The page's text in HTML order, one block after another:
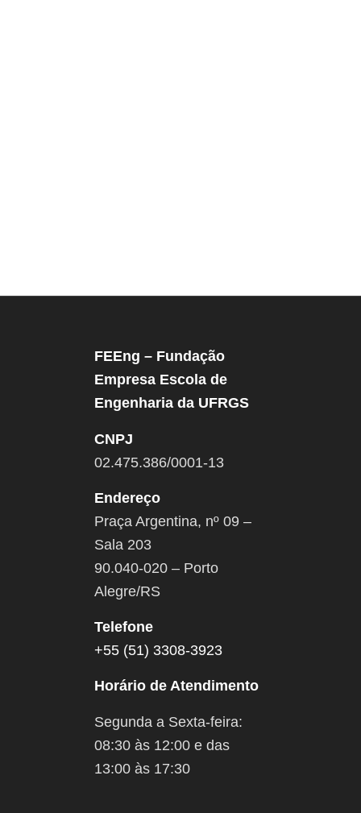
FEEng – Fundação
Empresa Escola de
Engenharia da UFRGS
CNPJ
02.475.386/0001-13
Endereço
Praça Argentina, nº 09 –
Sala 203
90.040-020 – Porto
Alegre/RS
Telefone
+55 (51) 3308-3923
Horário de Atendimento
Segunda a Sexta-feira:
08:30 às 12:00 e das
13:00 às 17:30